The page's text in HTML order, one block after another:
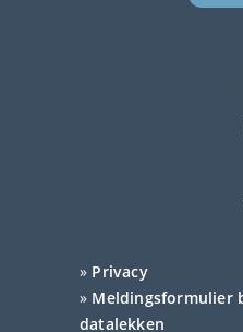
» Privacy
» Meldingsformulier
datalekken